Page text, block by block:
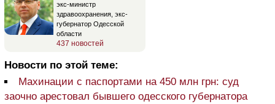
экс-министр
здравоохранения, экс-
губернатор Одесской
области
437 новостей
Новости по этой теме:
Махинации с паспортами на 450 млн грн: суд
заочно арестовал бывшего одесского губернатора